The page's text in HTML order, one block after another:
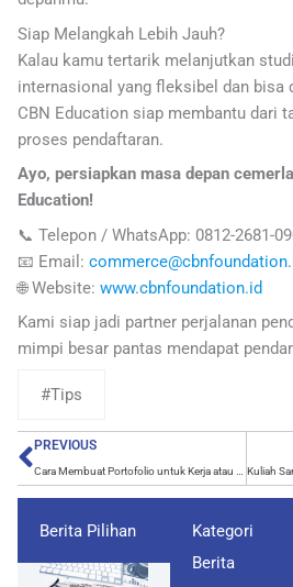
Siap Melangkah Lebih Jauh?
Kalau kamu tertarik melanjutkan
internasional yang fleksibel dan bisa
CBN Education siap membantu dari
proses pendaftaran.
Ayo, persiapkan masa depan
Education!
📞 Telepon / WhatsApp: 0812-2681-
📧 Email:
🌐 Website: www.cbnfoundation.id
Kami siap jadi partner perjalanan
mimpi besar pantas mendapat
#Tips
Prev
PREVIOUS
Cara Membuat Portofolio untuk Kerja atau Magang agar Dilirik Recruiter
Berita Pilihan
Kategori
Berita